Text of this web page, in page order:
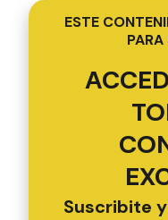
ESTE
Suscribite